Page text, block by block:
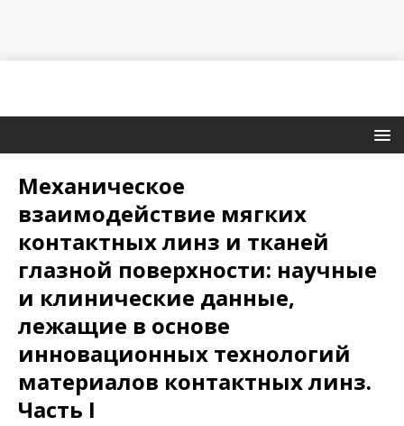
Механическое
взаимодействие мягких
контактных линз и тканей
глазной поверхности: научные
и клинические данные,
лежащие в основе
инновационных технологий
материалов контактных линз.
Часть I